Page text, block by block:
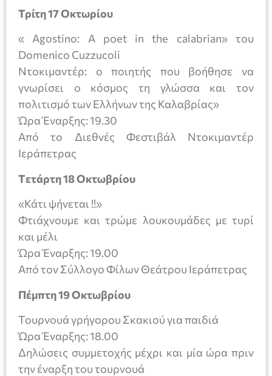
Τρίτη 17 Οκτωρίου
« Agostino: A poet in the calabrian» του
Domenico Cuzzucoli
Ντοκιμαντέρ: ο ποιητής που βοήθησε να
γνωρίσει ο κόσμος τη γλώσσα και τον
πολιτισμό των Ελλήνων της Καλαβρίας»
Ώρα Έναρξης: 19.30
Από το Διεθνές Φεστιβάλ Ντοκιμαντέρ
Ιεράπετρας
Tετάρτη 18 Οκτωβρίου
«Κάτι ψήνεται !!»
Φτιάχνουμε και τρώμε λουκουμάδες με τυρί
και μέλι
Ώρα Έναρξης: 19.00
Από τον Σύλλογο Φίλων Θεάτρου Ιεράπετρας
Πέμπτη 19 Οκτωβρίου
Τουρνουά γρήγορου Σκακιού για παιδιά
Ώρα Έναρξης: 18.00
Δηλώσεις συμμετοχής μέχρι και μία ώρα πριν
την έναρξη του τουρνουά